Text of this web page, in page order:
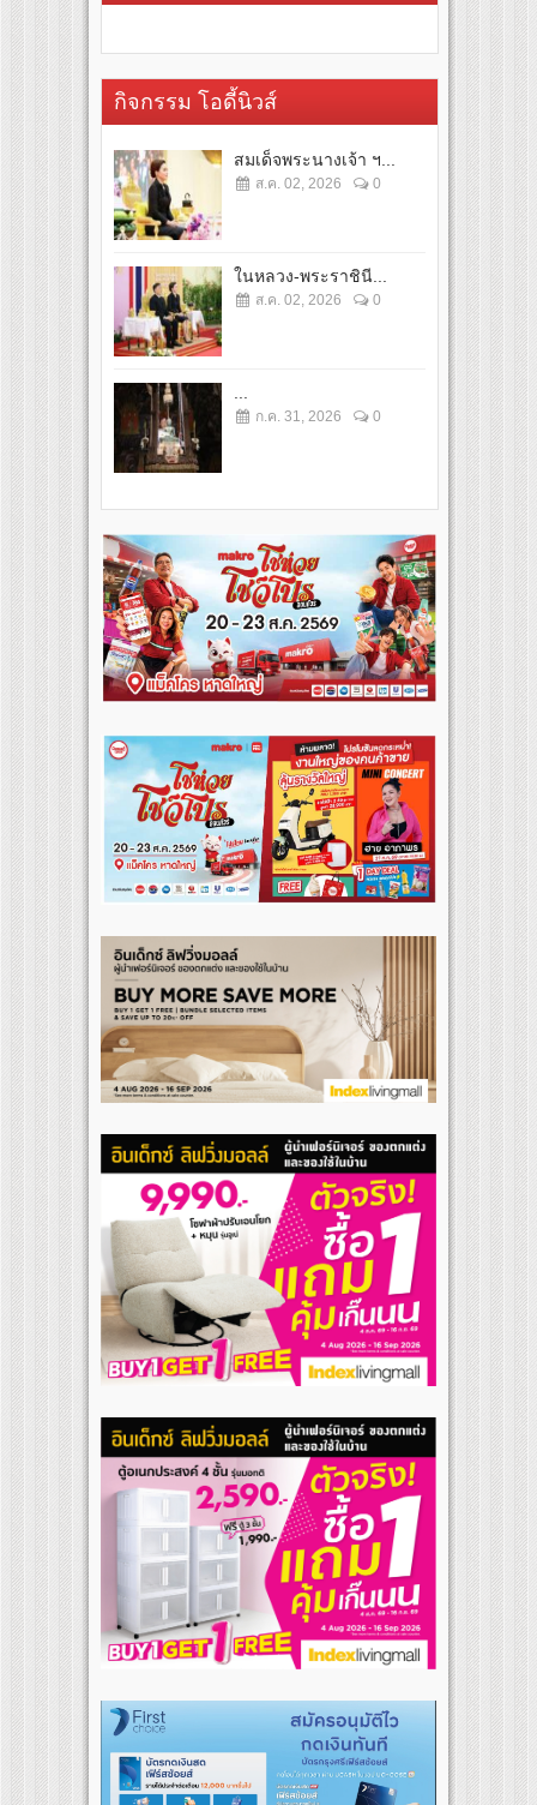
กิจกรรม โอดี้นิวส์
สมเด็จพระนางเจ้า ฯ...
ส.ค. 02, 2026 0
ในหลวง-พระราชินี...
ส.ค. 02, 2026 0
ก.ค. 31, 2026 0